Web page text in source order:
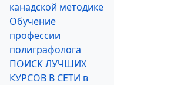
канадской методике
Обучение
профессии
полиграфолога
ПОИСК ЛУЧШИХ
КУРСОВ В СЕТИ в